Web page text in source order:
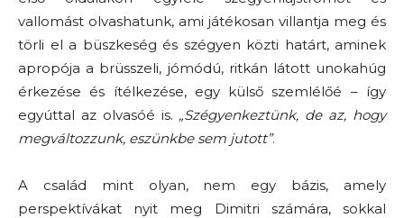
vallomást olvashatunk, ami játékosan villantja meg és
törli el a büszkeség és szégyen közti határt, aminek
apropója a brüsszeli, jómódú, ritkán látott unokahúg
érkezése és ítélkezése, egy külső szemlélőé – így
egyúttal az olvasóé is. „Szégyenkeztünk, de az, hogy
megváltozzunk, eszünkbe sem jutott”.
A család mint olyan, nem egy bázis, amely
perspektívákat nyit meg Dimitri számára, sokkal